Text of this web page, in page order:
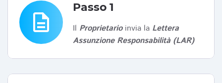
description
Passo 1
Il Proprietarioinvia la Lettera
Assunzione Responsabilità (LAR)